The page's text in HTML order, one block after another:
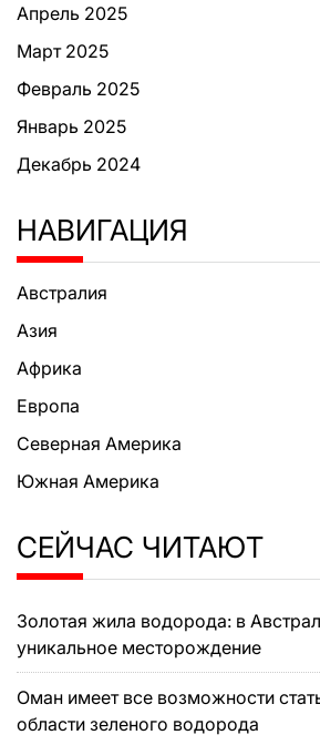
Апрель 2025
Март 2025
Февраль 2025
Январь 2025
Декабрь 2024
НАВИГАЦИЯ
Австралия
Азия
Африка
Европа
Северная Америка
Южная Америка
СЕЙЧАС ЧИТАЮТ
Золотая жила водорода: в
уникальное месторождение
Оман имеет все возможности
области зеленого водорода